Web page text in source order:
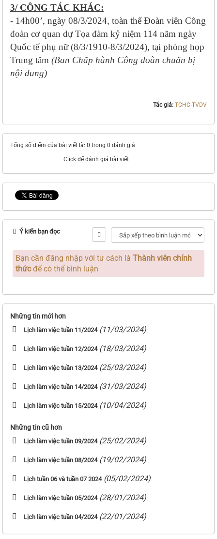
3/ CÔNG TÁC KHÁC:
- 14h00’, ngày 08/3/2024, toàn thể Đoàn viên Công
đoàn cơ quan dự Tọa đàm kỷ niệm 114 năm ngày
Quốc tế phụ nữ (8/3/1910-8/3/2024), tại phòng họp
Trung tâm (Ban Chấp hành Công đoàn chuẩn bị
nội dung)
Tác giả: TCHC-TVDV
Tổng số điểm của bài viết là: 0 trong 0 đánh giá
Click để đánh giá bài viết
Ý kiến bạn đọc
Bạn cần đăng nhập với tư cách là Thành viên chính
thứcđể có thể bình luận
Những tin mới hơn
Lịch làm việc tuần 11/2024 (11/03/2024)
Lịch làm việc tuần 12/2024 (18/03/2024)
Lịch làm việc tuần 13/2024 (25/03/2024)
Lịch làm việc tuần 14/2024 (31/03/2024)
Lịch làm việc tuần 15/2024 (10/04/2024)
Những tin cũ hơn
Lịch làm việc tuần 09/2024 (25/02/2024)
Lịch làm việc tuần 08/2024 (19/02/2024)
Lịch tuần 06 và tuần 07 2024 (05/02/2024)
Lịch làm việc tuần 05/2024 (28/01/2024)
Lịch làm việc tuần 04/2024 (22/01/2024)